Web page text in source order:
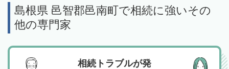
島根県 邑智郡邑南町で相続に強いその
他の専門家
相続トラブルが発